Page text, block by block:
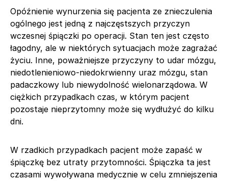
Opóźnienie wynurzenia się pacjenta ze znieczulenia
ogólnego jest jedną z najczęstszych przyczyn
wczesnej śpiączki po operacji. Stan ten jest często
łagodny, ale w niektórych sytuacjach może zagrażać
życiu. Inne, poważniejsze przyczyny to udar mózgu,
niedotlenieniowo-niedokrwienny uraz mózgu, stan
padaczkowy lub niewydolność wielonarządowa. W
ciężkich przypadkach czas, w którym pacjent
pozostaje nieprzytomny może się wydłużyć do kilku
dni.
W rzadkich przypadkach pacjent może zapaść w
śpiączkę bez utraty przytomności. Śpiączka ta jest
czasami wywoływana medycznie w celu zmniejszenia